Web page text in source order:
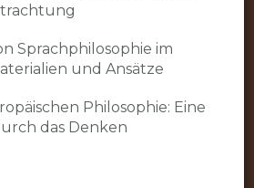
Sprachphilosophie im
und Ansätze
Philosophie: Eine
das Denken